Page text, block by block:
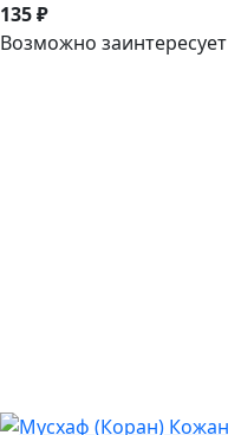
135 ₽
Возможно заинтересует